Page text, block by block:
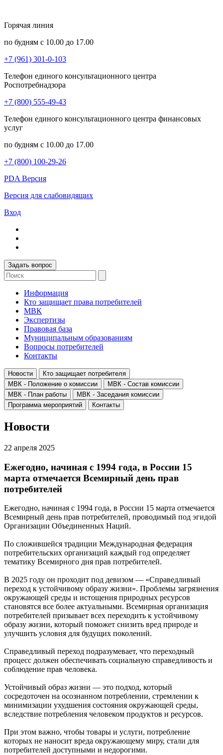
Горячая линия
по будням с 10.00 до 17.00
+7 (961) 301-0-103
Телефон единого консультационного центра
Роспотребнадзора
+7 (800) 555-49-43
Телефон единого консультационного центра финансовых
услуг
по будням с 10.00 до 17.00
+7 (800) 100-29-26
PDA Версия
Версия для слабовидящих
Вход
Задать вопрос
Информация
Кто защищает права потребителей
МВК
Экспертизы
Правовая база
Муниципальным образованиям
Вопросы потребителей
Контакты
Новости
Кто защищает потребителя
МВК - Положение о комиссии
МВК - Состав комиссии
МВК - План работы
МВК - Заседания комиссии
Программа мероприятий
Контакты
Новости
22 апреля 2025
Ежегодно, начиная с 1994 года, в России 15
марта отмечается Всемирный день прав
потребителей
Ежегодно, начиная с 1994 года, в России 15 марта отмечается
Всемирный день прав потребителей, проводимый под эгидой
Организации Объединенных Наций.
По сложившейся традиции Международная федерация
потребительских организаций каждый год определяет
тематику Всемирного дня прав потребителей.
В 2025 году он проходит под девизом — «Справедливый
переход к устойчивому образу жизни». Проблемы загрязнения
окружающей среды и истощения природных ресурсов
становятся все более актуальными. Всемирная организация
потребителей призывает всех переходить к устойчивому
образу жизни, который поможет снизить вред природе и
улучшить условия для будущих поколений.
Справедливый переход подразумевает, что переходный
процесс должен обеспечивать социальную справедливость и
соблюдение прав человека.
Устойчивый образ жизни — это подход, который
сосредоточен на осознанном потреблении, стремлении к
минимизации ухудшения состояния окружающей среды,
вследствие потребления человеком продуктов и ресурсов.
При этом важно, чтобы товары и услуги, потребление
которых не наносит вреда окружающему миру, стали для
потребителей доступными и недорогими.